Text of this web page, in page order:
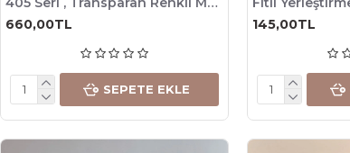
660,00TL
SEPETE EKLE
145,00TL